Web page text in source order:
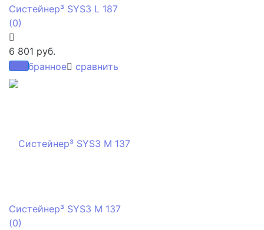
избранное сравнить
Систейнер³ SYS3 L 187
(0)
6 801 руб.
Систейнер³ SYS3 M 137
(0)